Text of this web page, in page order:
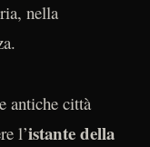
nella
antiche città
l’istante della